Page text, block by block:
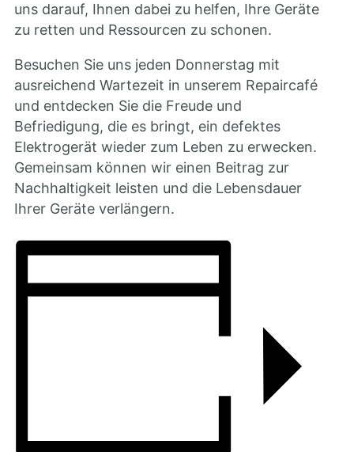
uns darauf, Ihnen dabei zu helfen, Ihre Geräte
zu retten und Ressourcen zu schonen.
Besuchen Sie uns jeden Donnerstag mit
ausreichend Wartezeit in unserem Repaircafé
und entdecken Sie die Freude und
Befriedigung, die es bringt, ein defektes
Elektrogerät wieder zum Leben zu erwecken.
Gemeinsam können wir einen Beitrag zur
Nachhaltigkeit leisten und die Lebensdauer
Ihrer Geräte verlängern.